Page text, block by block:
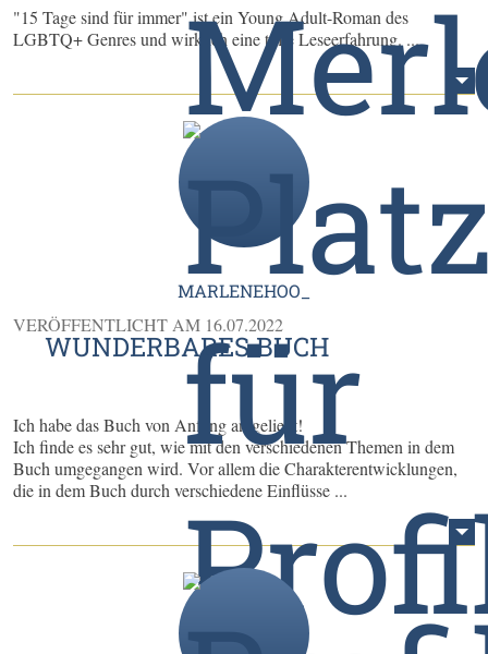
"15 Tage sind für immer" ist ein Young Adult-Roman des
LGBTQ+ Genres und wirklich eine tolle Leseerfahrung. ...
MARLENEHOO_
VERÖFFENTLICHT AM 16.07.2022
WUNDERBARES BUCH
Ich habe das Buch von Anfang an geliebt!
Ich finde es sehr gut, wie mit den verschiedenen Themen in dem
Buch umgegangen wird. Vor allem die Charakterentwicklungen,
die in dem Buch durch verschiedene Einflüsse ...